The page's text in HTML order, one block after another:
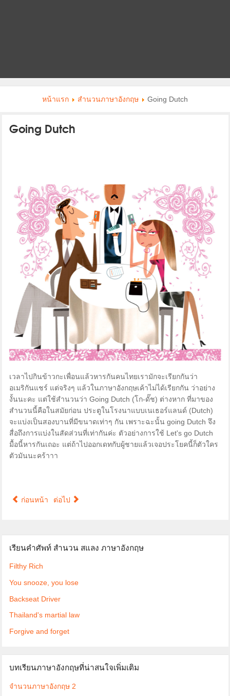
หน้าแรก สำนวนภาษาอังกฤษ Going Dutch
Going Dutch
เวลาไปกินข้าวกะเพื่อนแล้วหารกันคนไทยเรามักจะเรียกกันว่า
อเมริกันแชร์ แต่จริงๆ แล้วในภาษาอังกฤษเค้าไม่ได้เรียกกัน ว่าอย่าง
งั้นนะคะ แต่ใช้สำนวนว่า Going Dutch (โก-ดั๊ช) ต่างหาก ที่มาของ
สำนวนนี้คือในสมัยก่อน ประตูในโรงนาแบบเนเธอร์แลนด์ (Dutch)
จะแบ่งเป็นสองบานที่มีขนาดเท่าๆ กัน เพราะฉะนั้น going Dutch จึง
สื่อถึงการแบ่งในสัดส่วนที่เท่ากันค่ะ ตัวอย่างการใช้ Let's go Dutch
มื้อนี้หารกันเถอะ แต่ถ้าไปออกเดทกับผู้ชายแล้วเจอประโยคนี้ก็ตัวใคร
ตัวมันนะคร้าาา
ก่อนหน้า ต่อไป
เรียนคำศัพท์ สำนวน สแลง ภาษาอังกฤษ
Filthy Rich
You snooze, you lose
Backseat Driver
Thailand's martial law
Forgive and forget
บทเรียนภาษาอังกฤษที่น่าสนใจเพิ่มเติม
จำนวนภาษาอังกฤษ 2